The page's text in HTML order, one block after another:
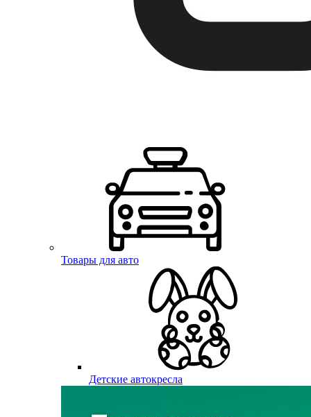
Товары для авто
Детские автокресла